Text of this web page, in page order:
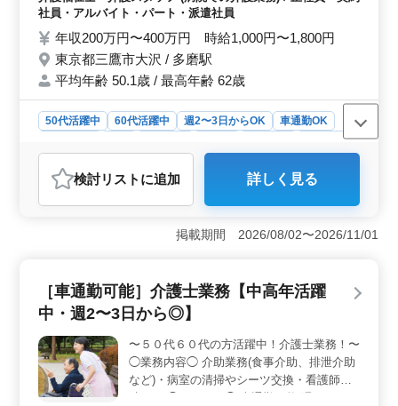
件・待遇相談して下さい！ 皆様のご応募お
社員・アルバイト・パート・派遣社員
年収200万円〜400万円 時給1,000円〜1,800円
東京都三鷹市大沢 / 多磨駅
平均年齢 50.1歳 / 最高年齢 62歳
50代活躍中 60代活躍中 週2〜3日からOK
車通勤OK
派遣社員
介護福祉士・介護スタッフ
おすすめポイント
＜働きやすさ＞ 週休2日制で車通勤可能な立地でアクセ
スが便利です。またベテランシニア世代も積極的に活躍
しており、経験豊富な方も歓迎されています。自身の経
収も200万円から400万円と安定した収入が期待できま
す。交通費は実費支給されるほか雇用・労災・健康・厚
じて希望条件や待遇の相談も可能です。 ＜業務内容
＞ 介護士業務全般を担当し、入居者の介助や清掃、看
護師の補助などを行います。ヘルパー2級以上の資格と介
護経験1年以上が求められますが、経験豊富な方にはやり
検討リスト に追加 詳しく見る
掲載期間 2026/08/02〜2026/11/01
［車通勤可能］介護士業務【中高年活躍
中・週2〜3日から◎】
〜５０代６０代の方活躍中！介護士業務！〜
◯業務内容◯ 介助業務(食事介助、排泄介助
など)・病室の清掃やシーツ交換・看護師補
助など ◯ポイント◯ 車通勤可能 週2〜3日か